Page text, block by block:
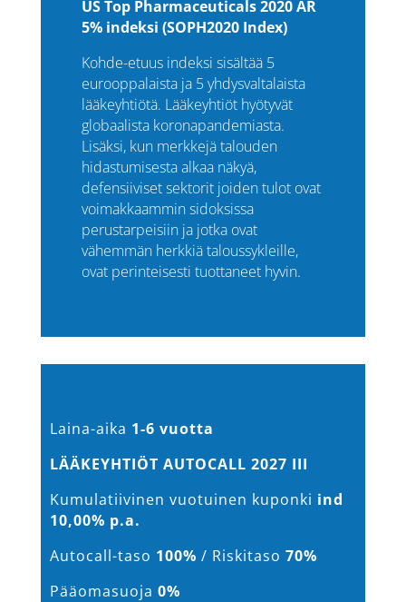
US Top Pharmaceuticals 2020 AR
5% indeksi (SOPH2020 Index)
Kohde-etuus indeksi sisältää 5
eurooppalaista ja 5 yhdysvaltalaista
lääkeyhtiötä. Lääkeyhtiöt hyötyvät
globaalista koronapandemiasta.
Lisäksi, kun merkkejä talouden
hidastumisesta alkaa näkyä,
defensiiviset sektorit joiden tulot ovat
voimakkaammin sidoksissa
perustarpeisiin ja jotka ovat
vähemmän herkkiä taloussykleille,
ovat perinteisesti tuottaneet hyvin.
Laina-aika 1-6 vuotta
LÄÄKEYHTIÖT AUTOCALL 2027 III
Kumulatiivinen vuotuinen kuponki ind
10,00% p.a.
Autocall-taso 100% / Riskitaso 70%
Pääomasuoja 0%